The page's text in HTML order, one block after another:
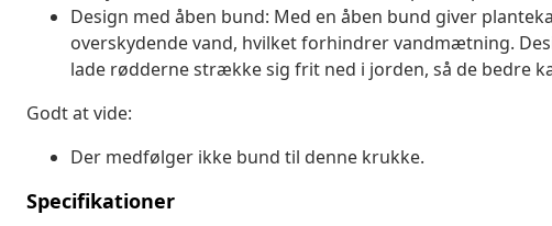
Design med åben bund: Med en åben bund giver
overskydende vand, hvilket forhindrer vandmætning.
lade rødderne strække sig frit ned i jorden, så de bedre
Godt at vide:
Der medfølger ikke bund til denne krukke.
Specifikationer